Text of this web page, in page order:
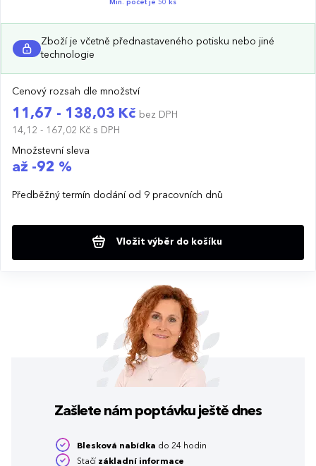
Min. počet je 50 ks
Zboží je včetně přednastaveného potisku nebo jiné
technologie
Cenový rozsah dle množství
11,67 - 138,03 Kč bez DPH
14,12 - 167,02 Kč s DPH
Množstevní sleva
až -92 %
Předběžný termín dodání od 9 pracovních dnů
Vložit výběr do košíku
Zašlete nám poptávku ještě dnes
Blesková nabídka do 24 hodin
Stačí základní informace